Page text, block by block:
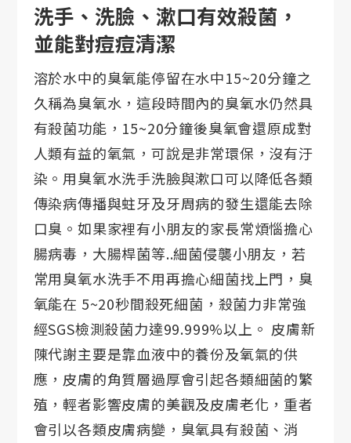
洗手、洗臉、漱口有效殺菌，
並能對痘痘清潔
溶於水中的臭氧能停留在水中15~20分鐘之
久稱為臭氧水，這段時間內的臭氧水仍然具
有殺菌功能，15~20分鐘後臭氧會還原成對
人類有益的氧氣，可說是非常環保，沒有汙
染。用臭氧水洗手洗臉與漱口可以降低各類
傳染病傳播與蛀牙及牙周病的發生還能去除
口臭。如果家裡有小朋友的家長常煩惱擔心
腸病毒，大腸桿菌等..細菌侵襲小朋友，若
常用臭氧水洗手不用再擔心細菌找上門，臭
氧能在 5~20秒間殺死細菌，殺菌力非常強
經SGS檢測殺菌力達99.999%以上。 皮膚新
陳代謝主要是靠血液中的養份及氧氣的供
應，皮膚的角質層過厚會引起各類細菌的繁
殖，輕者影響皮膚的美觀及皮膚老化，重者
會引以各類皮膚病變，臭氧具有殺菌、消